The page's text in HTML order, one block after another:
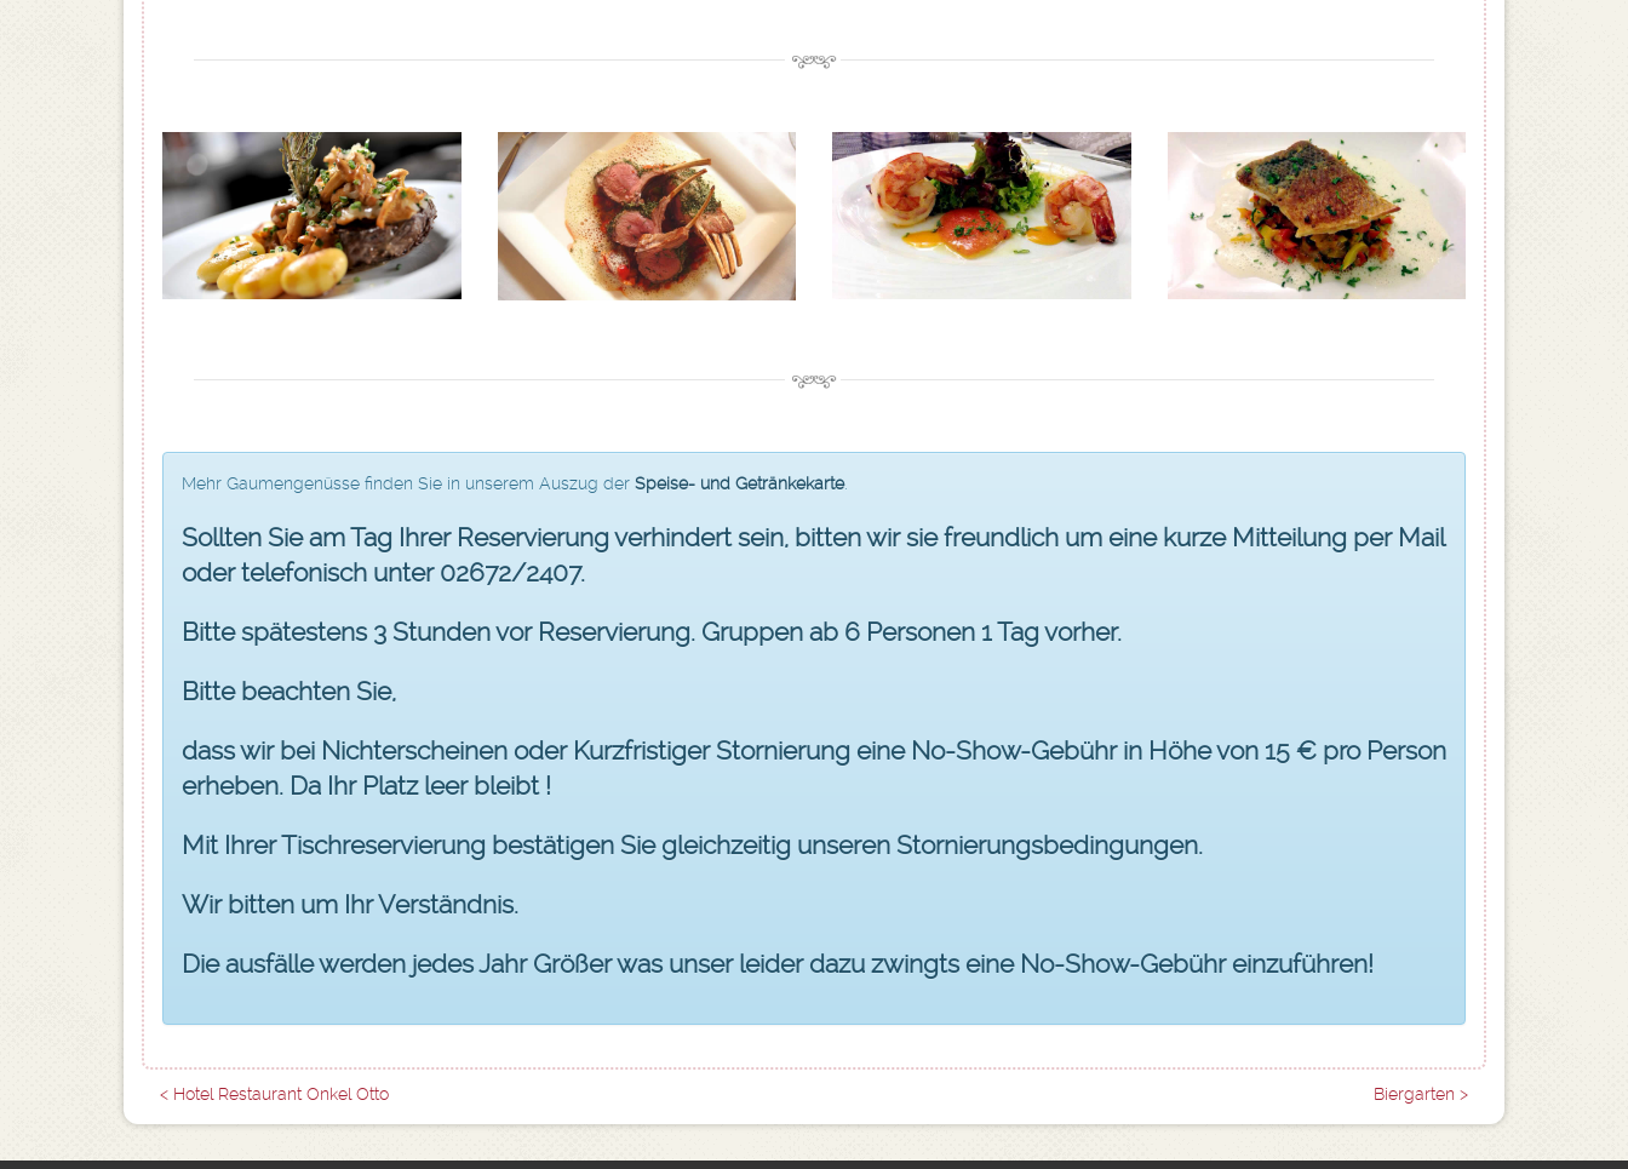
Mehr Gaumengenüsse finden Sie in unserem Auszug der Speise- und Getränkekarte.
Sollten Sie am Tag Ihrer Reservierung verhindert sein, bitten wir sie freundlich um eine kurze Mitteilung per Mail
oder telefonisch unter 02672/2407.
Bitte spätestens 3 Stunden vor Reservierung. Gruppen ab 6 Personen 1 Tag vorher.
Bitte beachten Sie,
dass wir bei Nichterscheinen oder Kurzfristiger Stornierung eine No-Show-Gebühr in Höhe von 15 € pro Person
erheben. Da Ihr Platz leer bleibt !
Mit Ihrer Tischreservierung bestätigen Sie gleichzeitig unseren Stornierungsbedingungen.
Wir bitten um Ihr Verständnis.
Die ausfälle werden jedes Jahr Größer was unser leider dazu zwingts eine No-Show-Gebühr einzuführen!
< Hotel Restaurant Onkel Otto Biergarten >